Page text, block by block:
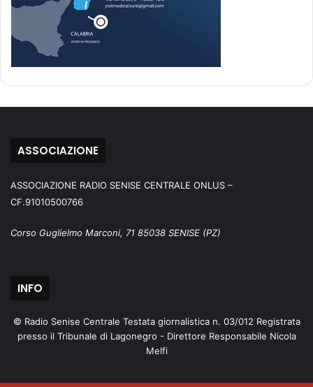
ASSOCIAZIONE
ASSOCIAZIONE RADIO SENISE CENTRALE ONLUS –
CF.91010500766
Corso Guglielmo Marconi, 71 85038 SENISE (PZ)
INFO
© Radio Senise Centrale Testata giornalistica n. 03/012 Registrata
presso il Tribunale di Lagonegro - Direttore Responsabile Nicola
Melfi